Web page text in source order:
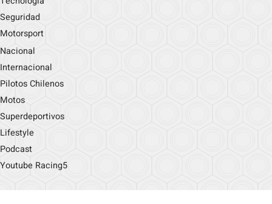
Seguridad
Motorsport
Nacional
Internacional
Pilotos Chilenos
Motos
Superdeportivos
Lifestyle
Podcast
Youtube Racing5